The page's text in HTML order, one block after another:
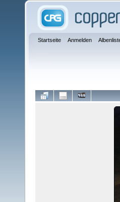
Startseite Anmelden